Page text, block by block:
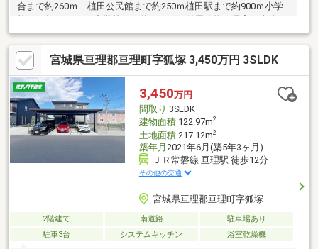
合まで約260ｍ 植田公民館まで約250ｍ植田駅まで約900ｍ小学
1階 39.35㎡ 2階 37.26㎡※上記他に未登記建物あり
宮城県亘理郡亘理町字狐塚 3,450万円 3SLDK
3,450万円
間取り 3SLDK
建物面積122.97m2
土地面積217.12m2
築年月 2021年6月(築5年3ヶ月)
ＪＲ常磐線 亘理駅 徒歩12分
その他の交通
宮城県亘理郡亘理町字狐塚
2階建て 南道路
駐車場あり
駐車3台
システムキッチン 浴室乾燥機